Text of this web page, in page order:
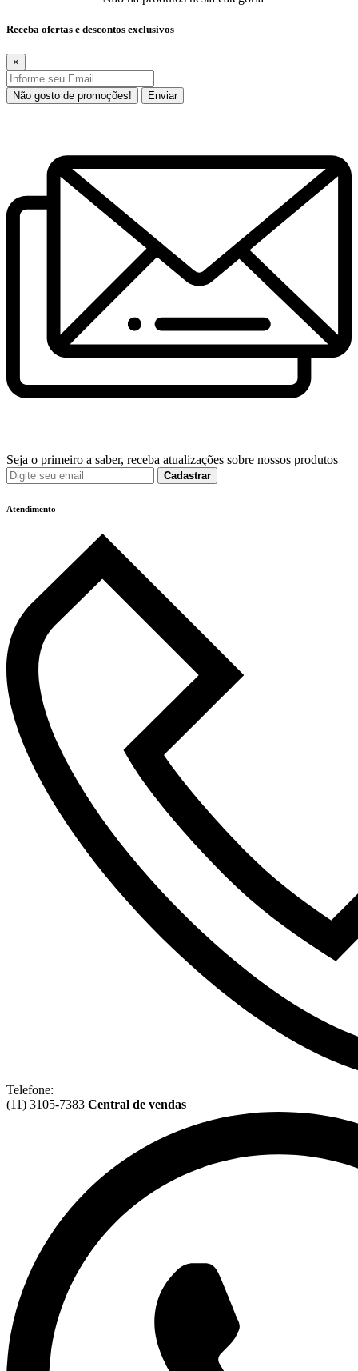
Receba ofertas e descontos exclusivos
×
Não gosto de promoções! Enviar
Seja o primeiro a saber, receba atualizações sobre nossos produtos
Cadastrar
Atendimento
Telefone:
(11) 3105-7383 Central de vendas